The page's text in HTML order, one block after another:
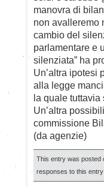
manovra di
non avalleremo
cambio del
parlamentare e
silenziata” ha
Un’altra ipotesi
alla legge
la quale tuttavia
Un’altra
commissione
(da agenzie)
This entry was posted
responses to this